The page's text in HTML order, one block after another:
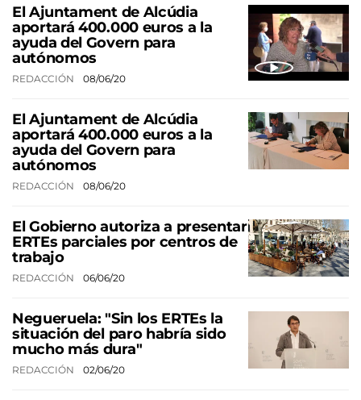
El Ajuntament de Alcúdia
aportará 400.000 euros a la
ayuda del Govern para
autónomos
REDACCIÓN 08/06/20
El Ajuntament de Alcúdia
aportará 400.000 euros a la
ayuda del Govern para
autónomos
REDACCIÓN 08/06/20
El Gobierno autoriza a presentar
ERTEs parciales por centros de
trabajo
REDACCIÓN 06/06/20
Negueruela: "Sin los ERTEs la
situación del paro habría sido
mucho más dura"
REDACCIÓN 02/06/20